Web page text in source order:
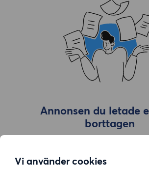
Vi använder cookies
Annonsen du letade
borttagen
Gå till sök